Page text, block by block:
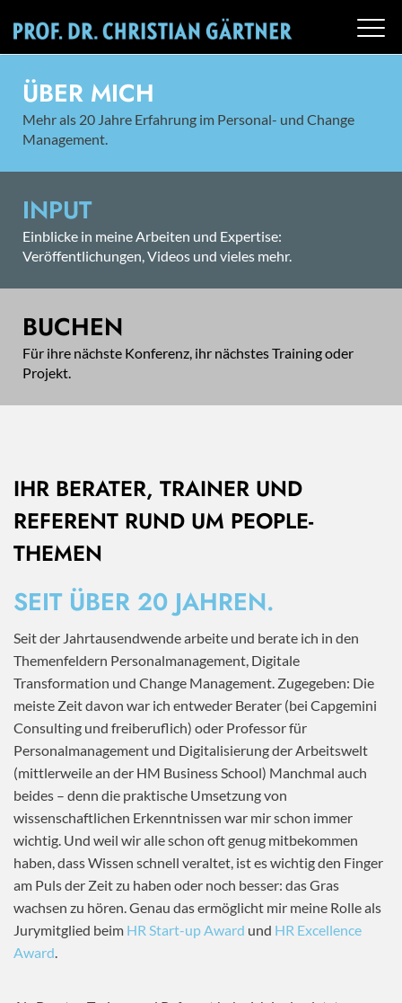
ÜBER MICH
Mehr als 20 Jahre Erfahrung im Personal- und Change
Management.
INPUT
Einblicke in meine Arbeiten und Expertise:
Veröffentlichungen, Videos und vieles mehr.
BUCHEN
Für ihre nächste Konferenz, ihr nächstes Training oder
Projekt.
IHR BERATER, TRAINER UND
REFERENT RUND UM PEOPLE-
THEMEN
SEIT ÜBER 20 JAHREN.
Seit der Jahrtausendwende arbeite und berate ich in den
Themenfeldern Personalmanagement, Digitale
Transformation und Change Management. Zugegeben: Die
meiste Zeit davon war ich entweder Berater (bei Capgemini
Consulting und freiberuflich) oder Professor für
Personalmanagement und Digitalisierung der Arbeitswelt
(mittlerweile an der HM Business School) Manchmal auch
beides – denn die praktische Umsetzung von
wissenschaftlichen Erkenntnissen war mir schon immer
wichtig. Und weil wir alle schon oft genug mitbekommen
haben, dass Wissen schnell veraltet, ist es wichtig den Finger
am Puls der Zeit zu haben oder noch besser: das Gras
wachsen zu hören. Genau das ermöglicht mir meine Rolle als
Jurymitglied beim HR Start-up Award und HR Excellence
Award.